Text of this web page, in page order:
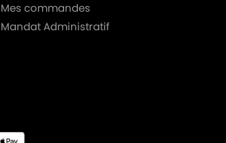
Mes commandes
Mandat Administratif